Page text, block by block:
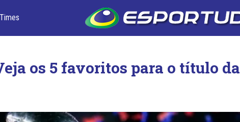
os 5 favoritos para o título da